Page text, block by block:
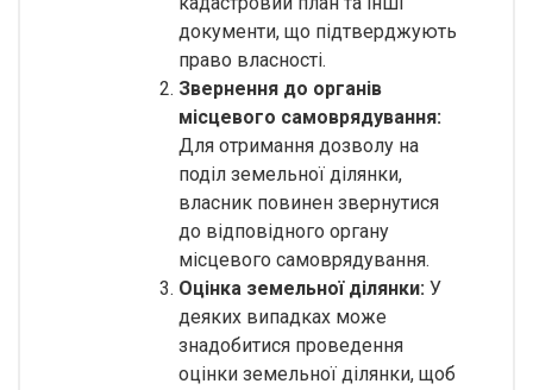
документи, що підтверджують
право власності.
Звернення до органів
місцевого самоврядування:
Для отримання дозволу на
поділ земельної ділянки,
власник повинен звернутися
до відповідного органу
місцевого самоврядування.
Оцінка земельної ділянки: У
деяких випадках може
знадобитися проведення
оцінки земельної ділянки, щоб